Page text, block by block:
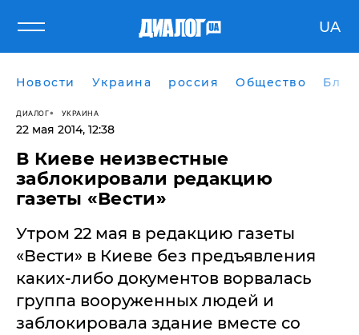
UA
Новости Украина россия Общество
ДИАЛОГ УКРАИНА
22 мая 2014, 12:38
В Киеве неизвестные
заблокировали редакцию
газеты «Вести»
Утром 22 мая в редакцию газеты
«Вести» в Киеве без предъявления
каких-либо документов ворвалась
группа вооруженных людей и
заблокировала здание вместе со